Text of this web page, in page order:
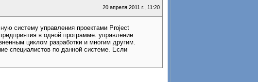
20 апреля 2011 г., 11:20
систему управления проектами Project
в одной программе: управление
циклом разработки и многим другим.
специалистов по данной системе. Если